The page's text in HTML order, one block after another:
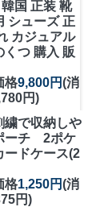
国 正装 靴
シューズ 正
カジュアル
くつ 購入 販
格9,800円(消
円)
繍で収納しや
ーチ 2ポケ
ードケース(2
格1,250円(消
円)